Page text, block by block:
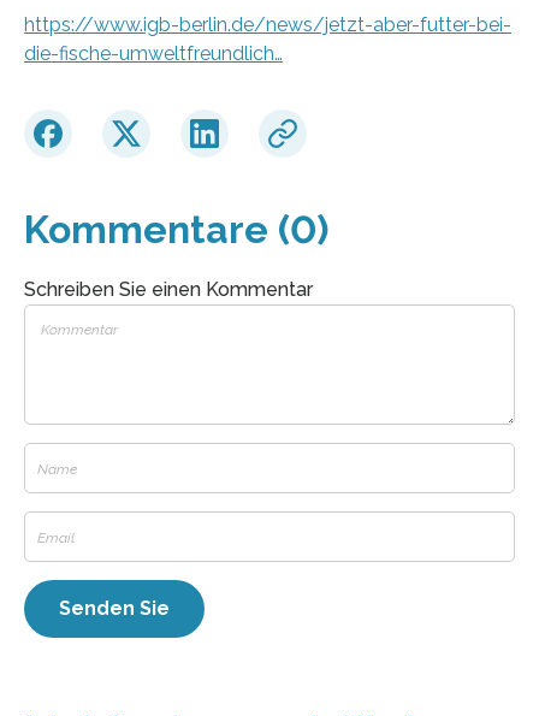
https://www.igb-berlin.de/news/jetzt-aber-futter-bei-
die-fische-umweltfreundlich…
Kommentare (0)
Schreiben Sie einen Kommentar